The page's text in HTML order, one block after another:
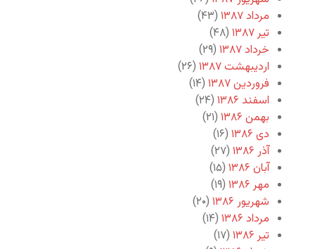
مرداد ۱۳۸۷
(۴۳)
تیر ۱۳۸۷
(۴۸)
خرداد ۱۳۸۷
(۲۹)
اردیبهشت ۱۳۸۷
(۲۶)
فروردین ۱۳۸۷
(۱۴)
اسفند ۱۳۸۶
(۲۴)
بهمن ۱۳۸۶
(۲۱)
دی ۱۳۸۶
(۱۶)
آذر ۱۳۸۶
(۲۷)
آبان ۱۳۸۶
(۱۵)
مهر ۱۳۸۶
(۱۹)
شهریور ۱۳۸۶
(۲۰)
مرداد ۱۳۸۶
(۱۴)
تیر ۱۳۸۶
(۱۷)